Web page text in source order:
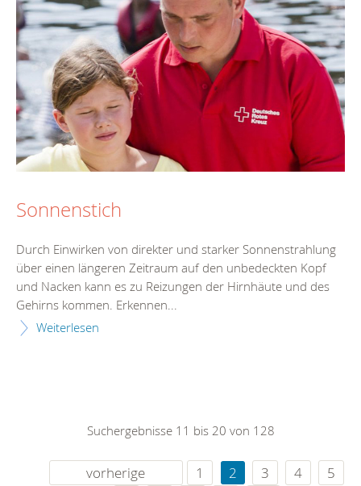
Sonnenstich
Durch Einwirken von direkter und starker Sonnenstrahlung
über einen längeren Zeitraum auf den unbedeckten Kopf
und Nacken kann es zu Reizungen der Hirnhäute und des
Gehirns kommen. Erkennen...
Weiterlesen
Suchergebnisse 11 bis 20 von 128
vorherige 1 2 3 4
5